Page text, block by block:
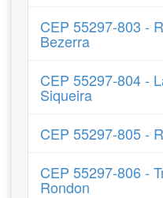
CEP 55297-803 -
Bezerra
CEP 55297-804 -
Siqueira
CEP 55297-805 -
CEP 55297-806 -
Rondon